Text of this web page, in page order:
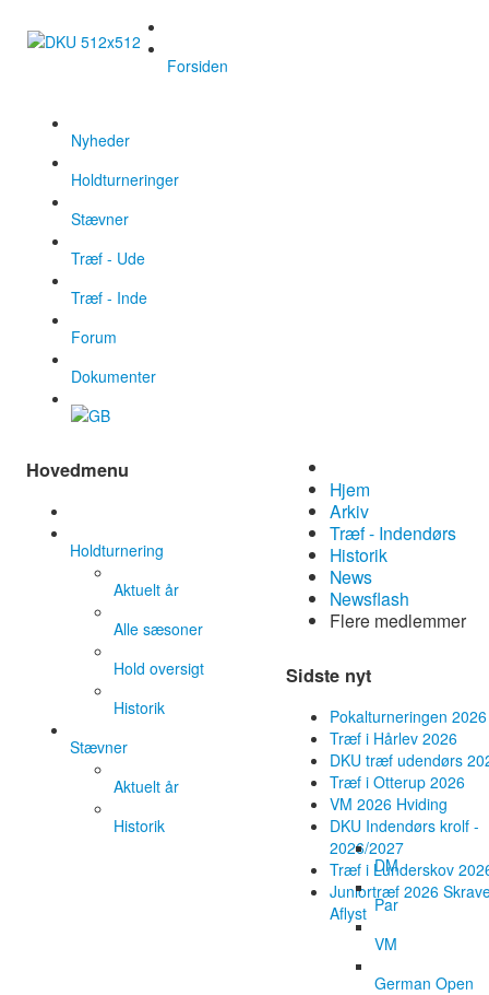
Forsiden
Nyheder
Holdturneringer
Stævner
Træf - Ude
Træf - Inde
Forum
Dokumenter
Hjem
Arkiv
Træf - Indendørs
Historik
News
Newsflash
Flere medlemmer
Sidste nyt
Pokalturneringen 2026
Træf i Hårlev 2026
DKU træf udendørs
Træf i Otterup 2026
VM 2026 Hviding
DKU Indendørs krolf -
2026/2027
Træf i Lunderskov
Juniortræf 2026
Aflyst
Hovedmenu
Holdturnering
Aktuelt år
Alle sæsoner
Hold oversigt
Historik
Stævner
Aktuelt år
Historik
DM
Par
VM
German Open